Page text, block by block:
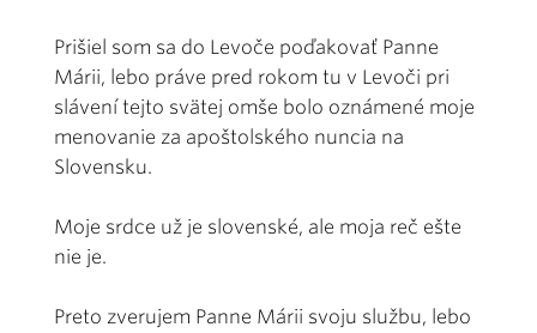
Prišiel som sa do Levoče poďakovať Panne
Márii, lebo práve pred rokom tu v Levoči pri
slávení tejto svätej omše bolo oznámené moje
menovanie za apoštolského nuncia na
Slovensku.
Moje srdce už je slovenské, ale moja reč ešte
nie je.
Preto zverujem Panne Márii svoju službu, lebo